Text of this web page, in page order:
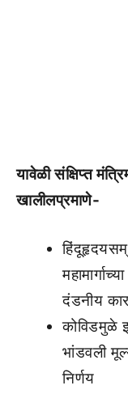
यावेळी संक्षिप्त
खालीलप्रमाणे-
दंडनीय
कोविडमुळे
भांडवली
निर्णय